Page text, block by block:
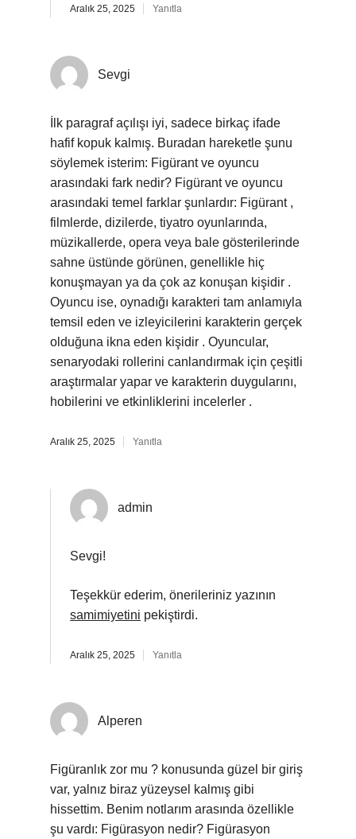
Aralık 25, 2025 Yanıtla
Sevgi
İlk paragraf açılışı iyi, sadece birkaç ifade
hafif kopuk kalmış. Buradan hareketle şunu
söylemek isterim: Figürant ve oyuncu
arasındaki fark nedir? Figürant ve oyuncu
arasındaki temel farklar şunlardır: Figürant ,
filmlerde, dizilerde, tiyatro oyunlarında,
müzikallerde, opera veya bale gösterilerinde
sahne üstünde görünen, genellikle hiç
konuşmayan ya da çok az konuşan kişidir .
Oyuncu ise, oynadığı karakteri tam anlamıyla
temsil eden ve izleyicilerini karakterin gerçek
olduğuna ikna eden kişidir . Oyuncular,
senaryodaki rollerini canlandırmak için çeşitli
araştırmalar yapar ve karakterin duygularını,
hobilerini ve etkinliklerini incelerler .
Aralık 25, 2025 Yanıtla
admin
Sevgi!
Teşekkür ederim, önerileriniz yazının
samimiyetini pekiştirdi.
Aralık 25, 2025 Yanıtla
Alperen
Figüranlık zor mu ? konusunda güzel bir giriş
var, yalnız biraz yüzeysel kalmış gibi
hissettim. Benim notlarım arasında özellikle
şu vardı: Figürasyon nedir? Figürasyon